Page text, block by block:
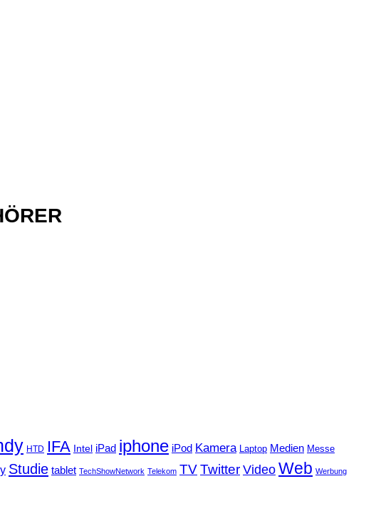
HTD IFA Intel iPad iphone iPod Kamera Laptop Medien Messe
Studie tablet TechShowNetwork Telekom TVTwitter Video Web Werbung